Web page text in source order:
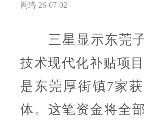
网络 26-07-02
三星显示东莞子
技术现代化补贴项
是东莞厚街镇7家
体。这笔资金将全